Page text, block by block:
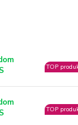
TOP
TOP